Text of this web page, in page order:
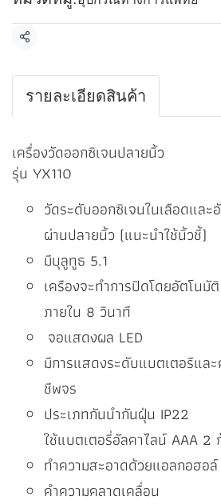
แชร์
รายละเอียดสินค้า
เครื่องวัดออกซิเจนปลายนิ้ว
รุ่น YX110
วัดระดับออกซิเจนในเลือดและ
ผ่านปลายนิ้ว (แนะนำใช้นิ้วชี้)
มีบุลูทูธ 5.1
เครืองจะทำการปิดโดยอัตโนมั
ภายใน 8 วินาที
จอแสดงผล LED
มีการแสดงระดับแบตเตอรีแล
ชีพจร
ประเภทกันนำกันฝุ่น IP22
ใช้แบตเตอรี่อัลคาไลน์ AAA 2
ทำความสะอาดด้วยแอลกอฮอ
คำความคลาดเคลื่อน